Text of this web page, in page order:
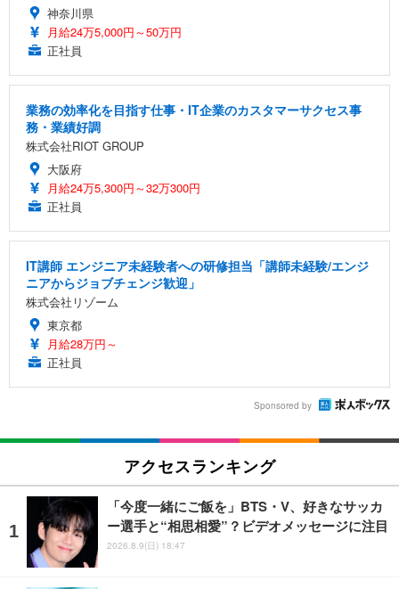
神奈川県
月給24万5,000円～50万円
正社員
業務の効率化を目指す仕事・IT企業のカスタマーサクセス事
務・業績好調
株式会社RIOT GROUP
大阪府
月給24万5,300円～32万300円
正社員
IT講師 エンジニア未経験者への研修担当「講師未経験/エンジ
ニアからジョブチェンジ歓迎」
株式会社リゾーム
東京都
月給28万円～
正社員
Sponsored by
アクセスランキング
「今度一緒にご飯を」BTS・V、好きなサッカ
ー選手と“相思相愛”？ビデオメッセージに注目
2026.8.9(日) 18:47